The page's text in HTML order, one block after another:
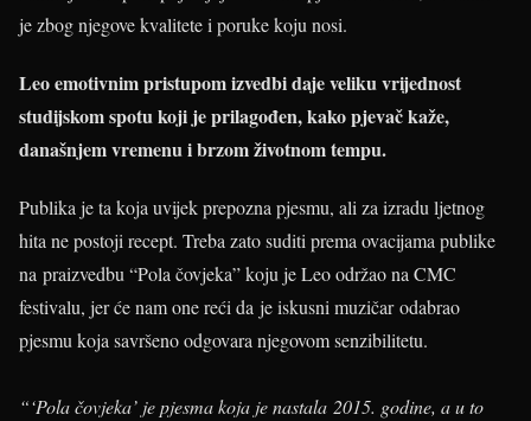
je zbog njegove kvalitete i poruke koju nosi.
Leo emotivnim pristupom izvedbi daje veliku vrijednost
studijskom spotu koji je prilagođen, kako pjevač kaže,
današnjem vremenu i brzom životnom tempu.
Publika je ta koja uvijek prepozna pjesmu, ali za izradu ljetnog
hita ne postoji recept. Treba zato suditi prema ovacijama publike
na praizvedbu “Pola čovjeka” koju je Leo održao na CMC
festivalu, jer će nam one reći da je iskusni muzičar odabrao
pjesmu koja savršeno odgovara njegovom senzibilitetu.
“‘Pola čovjeka’ je pjesma koja je nastala 2015. godine, a u to